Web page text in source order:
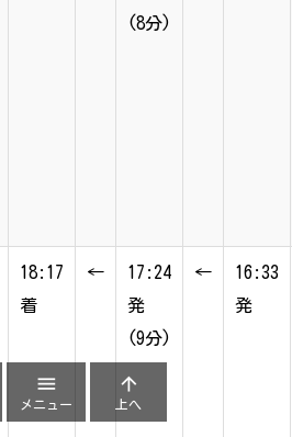
(8分)
18:17
着
←
17:24
発
(9分)
←
16:33
発

メニュー

上へ